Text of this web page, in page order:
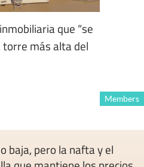
que “se
torre más alta del
Members
baja, pero la nafta y el